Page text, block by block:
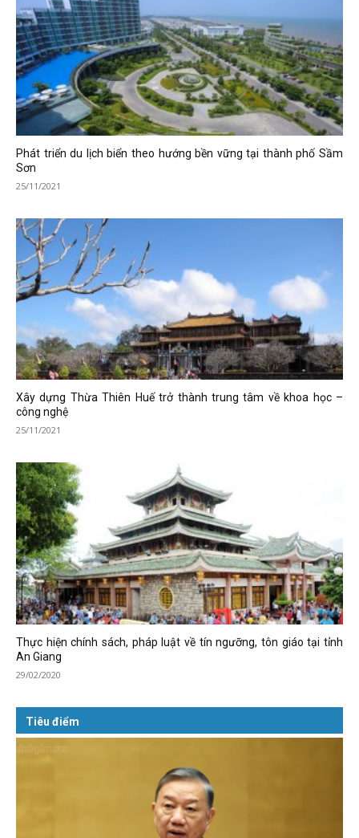
Phát triển du lịch biển theo hướng bền vững tại thành phố Sầm
Sơn
25/11/2021
Xây dựng Thừa Thiên Huế trở thành trung tâm về khoa học –
công nghệ
25/11/2021
Thực hiện chính sách, pháp luật về tín ngưỡng, tôn giáo tại tỉnh
An Giang
29/02/2020
Tiêu điểm